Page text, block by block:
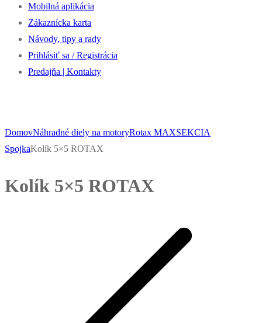
Mobilná aplikácia
Zákaznícka karta
Návody, tipy a rady
Prihlásiť sa / Registrácia
Predajňa | Kontakty
DomovNáhradné diely na motoryRotax MAXSEKCIA
SpojkaKolík 5×5 ROTAX
Kolík 5×5 ROTAX